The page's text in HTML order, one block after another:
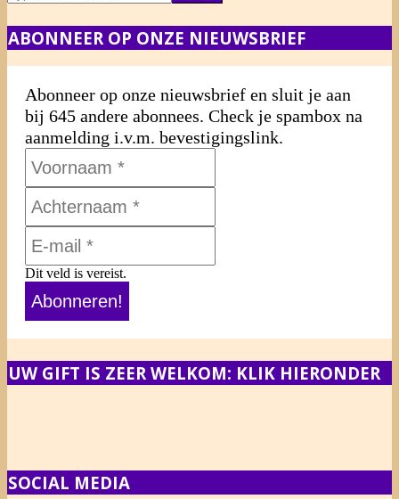
ABONNEER OP ONZE NIEUWSBRIEF
Abonneer op onze nieuwsbrief en sluit je aan
bij 645 andere abonnees. Check je spambox na
aanmelding i.v.m. bevestigingslink.
Dit veld is vereist.
UW GIFT IS ZEER WELKOM: KLIK HIERONDER
SOCIAL MEDIA